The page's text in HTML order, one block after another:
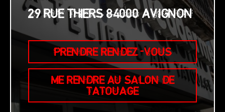
29 RUE THIERS 84000 AVIGNON
PRENDRE RENDEZ-VOUS
ME RENDRE AU SALON DE
TATOUAGE